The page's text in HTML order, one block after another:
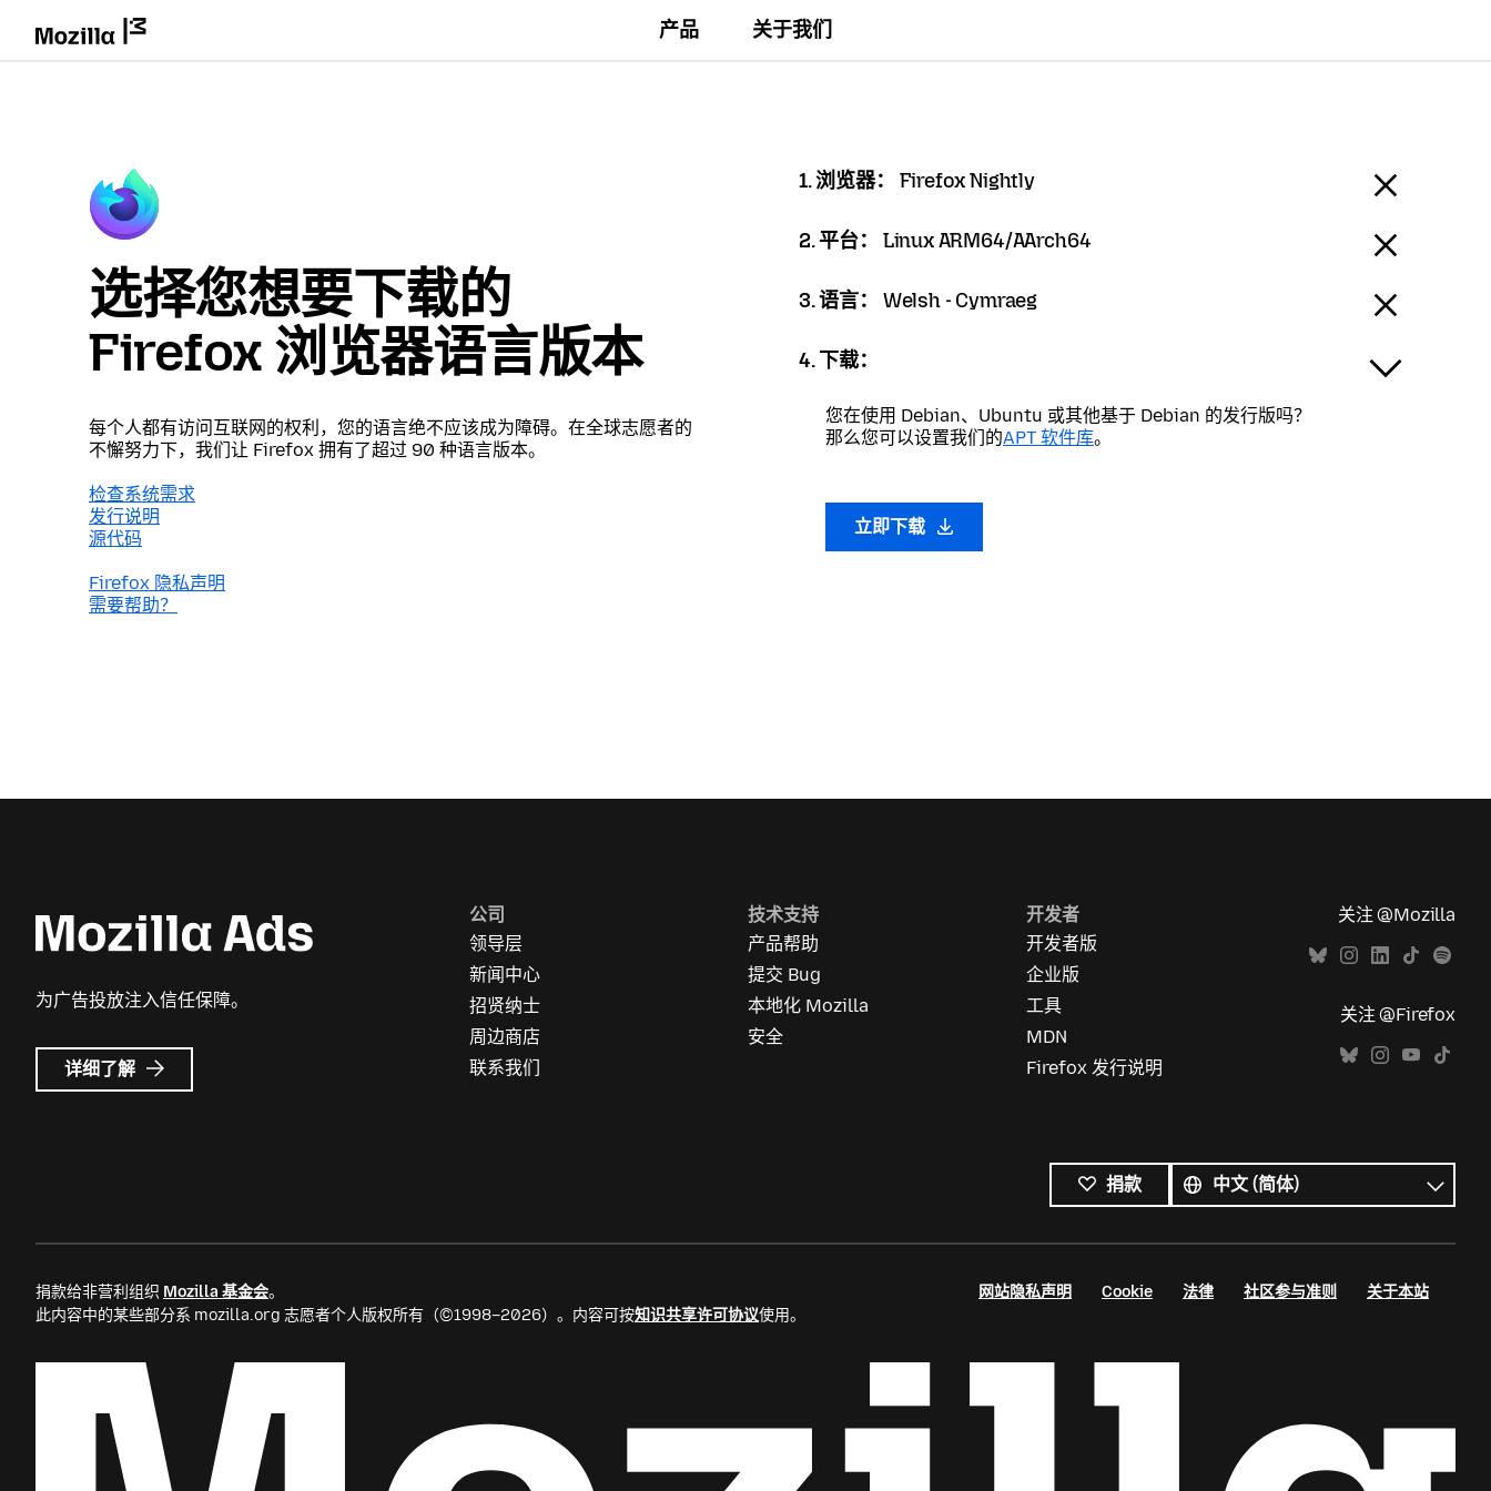
产品 关于我们
选择您想要下载的
Firefox 浏览器语言版本
每个人都有访问互联网的权利，您的语言绝不应该成为障碍。在全球志愿者的
不懈努力下，我们让 Firefox 拥有了超过 90 种语言版本。
检查系统需求
发行说明
源代码
Firefox 隐私声明
需要帮助？
1. 浏览器： Firefox Nightly
2. 平台： Linux ARM64/AArch64
3. 语言： Welsh - Cymraeg
4. 下载：
您在使用 Debian、Ubuntu 或其他基于 Debian 的发行版吗？
那么您可以设置我们的APT 软件库。
立即下载
为广告投放注入信任保障。
详细了解 Mozilla
广
公司
领导层
新闻中心
招贤纳士
周边商店
联系我们
技术支持
产品帮助
提交 Bug
本地化 Mozilla
安全
开发者
开发者版
企业版
工具
MDN
Firefox 发行说明
关注 @Mozilla
关注 @Firefox
捐款
有
语
言
语
言
捐款给非营利组织 Mozilla 基金会。
此内容中的某些部分系 mozilla.org 志愿者个人版权所有（©1998–2026）。内容可按知识共享许可协议使用。
网站隐私声明 Cookie 法律 社区参与准则 关于本站